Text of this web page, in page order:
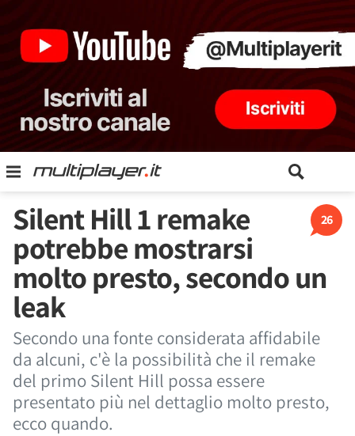
26
Silent Hill 1 remake
potrebbe mostrarsi
molto presto, secondo un
leak
Secondo una fonte considerata affidabile
da alcuni, c'è la possibilità che il remake
del primo Silent Hill possa essere
presentato più nel dettaglio molto presto,
ecco quando.